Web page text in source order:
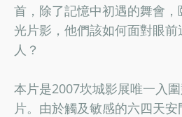
首，除了記憶中初遇的舞會，
光片影，他們該如何面對眼
人？
本片是2007坎城影展唯一入
片。由於觸及敏感的六四天